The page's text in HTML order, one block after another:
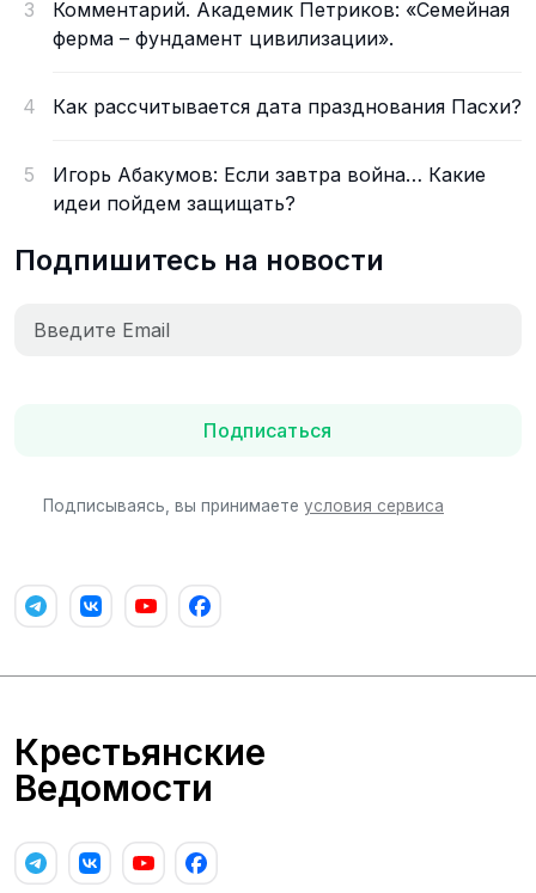
3
Комментарий. Академик Петриков: «Семейная
ферма – фундамент цивилизации».
4 Как рассчитывается дата празднования Пасхи?
5
Игорь Абакумов: Если завтра война… Какие
идеи пойдем защищать?
Подпишитесь на новости
Подписаться
Подписываясь, вы принимаете условия сервиса
Крестьянские
Ведомости